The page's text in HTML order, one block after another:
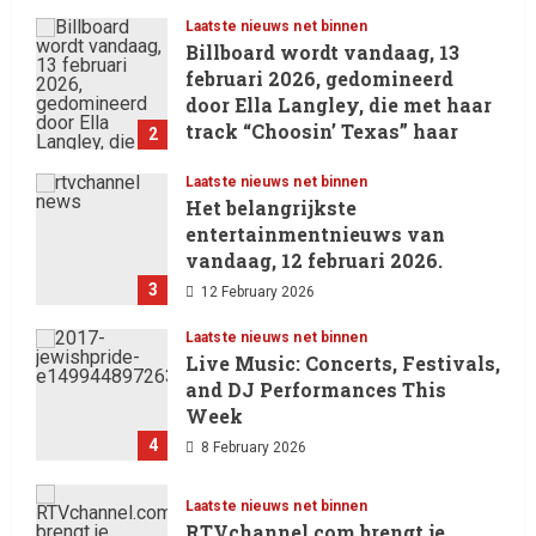
2
Laatste nieuws net binnen
Billboard wordt vandaag, 13
februari 2026, gedomineerd
door Ella Langley, die met haar
track “Choosin’ Texas” haar
Hot 100 heeft behaald.
13 February 2026
3
Laatste nieuws net binnen
Het belangrijkste
entertainmentnieuws van
vandaag, 12 februari 2026.
12 February 2026
4
Laatste nieuws net binnen
Live Music: Concerts, Festivals,
and DJ Performances This
Week
8 February 2026
Laatste nieuws net binnen